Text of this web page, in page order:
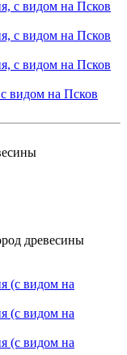
с видом на Псков
древесины